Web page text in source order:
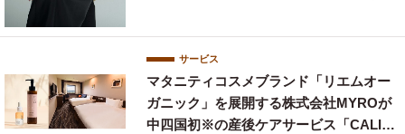
サービス
マタニティコスメブランド「リエムオー
ガニック」を展開する株式会社MYROが
中四国初※の産後ケアサービス「CALIN